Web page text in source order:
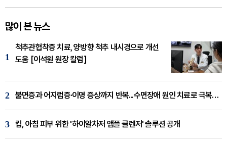
많이 본 뉴스
1
척추관협착증 치료, 양방향 척추 내시경으로 개선
도움 [이석원 원장 칼럼]
2 불면증과 어지럼증·이명 증상까지 반복...수면장애 원인 치료로 극복해야
3 킵, 아침 피부 위한 '하이알차저 앰플 클렌저' 솔루션 공개